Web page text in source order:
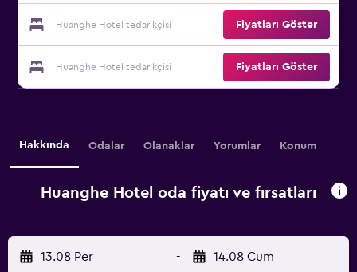
Huanghe Hotel tedarikçisi Fiyatları Göster
Huanghe Hotel tedarikçisi Fiyatları Göster
Hakkında Odalar Olanaklar Yorumlar Konum
Huanghe Hotel oda fiyatı ve fırsatları
13.08 Per - 14.08 Cum